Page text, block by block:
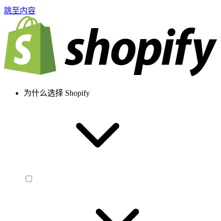
跳至内容
为什么选择 Shopify